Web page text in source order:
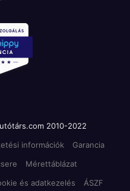
2010-2022
információk
Garancia
Mérettáblázat
és adatkezelés ÁSZF